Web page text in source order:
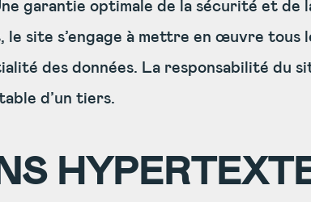
garantie optimale de la sécurité et de
le site s’engage à mettre en œuvre tous
des données. La responsabilité du
d’un tiers.